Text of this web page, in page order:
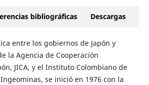
bibliográficas Descargas
entre los gobiernos de Japón y
la Agencia de Cooperación
JICA, y el Instituto Colombiano de
se inició en 1976 con la